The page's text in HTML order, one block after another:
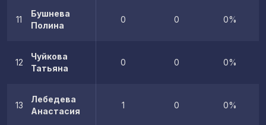
11
Бушнева
Полина
0 0 0%
12
Чуйкова
Татьяна
0 0 0%
13
Лебедева
Анастасия
1 0 0%